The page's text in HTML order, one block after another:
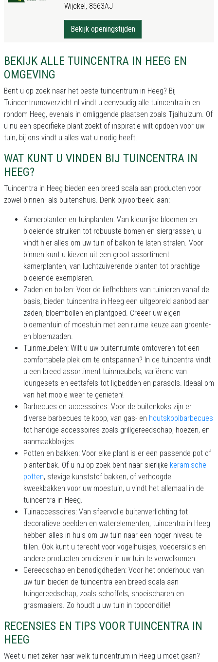
Wijckel, 8563AJ
Bekijk openingstijden
BEKIJK ALLE TUINCENTRA IN HEEG EN
OMGEVING
Bent u op zoek naar het beste tuincentrum in Heeg? Bij
Tuincentrumoverzicht.nl vindt u eenvoudig alle tuincentra in en
rondom Heeg, evenals in omliggende plaatsen zoals Tjalhuizum. Of
u nu een specifieke plant zoekt of inspiratie wilt opdoen voor uw
tuin, bij ons vindt u alles wat u nodig heeft.
WAT KUNT U VINDEN BIJ TUINCENTRA IN
HEEG?
Tuincentra in Heeg bieden een breed scala aan producten voor
zowel binnen- als buitenshuis. Denk bijvoorbeeld aan:
Kamerplanten en tuinplanten: Van kleurrijke bloemen en
bloeiende struiken tot robuuste bomen en siergrassen, u
vindt hier alles om uw tuin of balkon te laten stralen. Voor
binnen kunt u kiezen uit een groot assortiment
kamerplanten, van luchtzuiverende planten tot prachtige
bloeiende exemplaren.
Zaden en bollen: Voor de liefhebbers van tuinieren vanaf de
basis, bieden tuincentra in Heeg een uitgebreid aanbod aan
zaden, bloembollen en plantgoed. Creëer uw eigen
bloementuin of moestuin met een ruime keuze aan groente-
en bloemzaden.
Tuinmeubelen: Wilt u uw buitenruimte omtoveren tot een
comfortabele plek om te ontspannen? In de tuincentra vindt
u een breed assortiment tuinmeubels, variërend van
loungesets en eettafels tot ligbedden en parasols. Ideaal om
van het mooie weer te genieten!
Barbecues en accessoires: Voor de buitenkoks zijn er
diverse barbecues te koop, van gas- en houtskoolbarbecues
tot handige accessoires zoals grillgereedschap, hoezen, en
aanmaakblokjes.
Potten en bakken: Voor elke plant is er een passende pot of
plantenbak. Of u nu op zoek bent naar sierlijke keramische
potten, stevige kunststof bakken, of verhoogde
kweekbakken voor uw moestuin, u vindt het allemaal in de
tuincentra in Heeg.
Tuinaccessoires: Van sfeervolle buitenverlichting tot
decoratieve beelden en waterelementen, tuincentra in Heeg
hebben alles in huis om uw tuin naar een hoger niveau te
tillen. Ook kunt u terecht voor vogelhuisjes, voedersilo's en
andere producten om dieren in uw tuin te verwelkomen.
Gereedschap en benodigdheden: Voor het onderhoud van
uw tuin bieden de tuincentra een breed scala aan
tuingereedschap, zoals schoffels, snoeischaren en
grasmaaiers. Zo houdt u uw tuin in topconditie!
RECENSIES EN TIPS VOOR TUINCENTRA IN
HEEG
Weet u niet zeker naar welk tuincentrum in Heeg u moet gaan?